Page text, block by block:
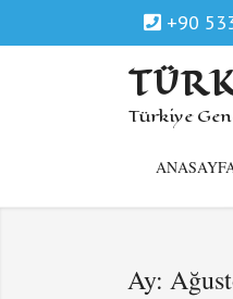
+90
Türkiye
Ay: